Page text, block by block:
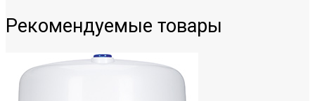
Рекомендуемые товары